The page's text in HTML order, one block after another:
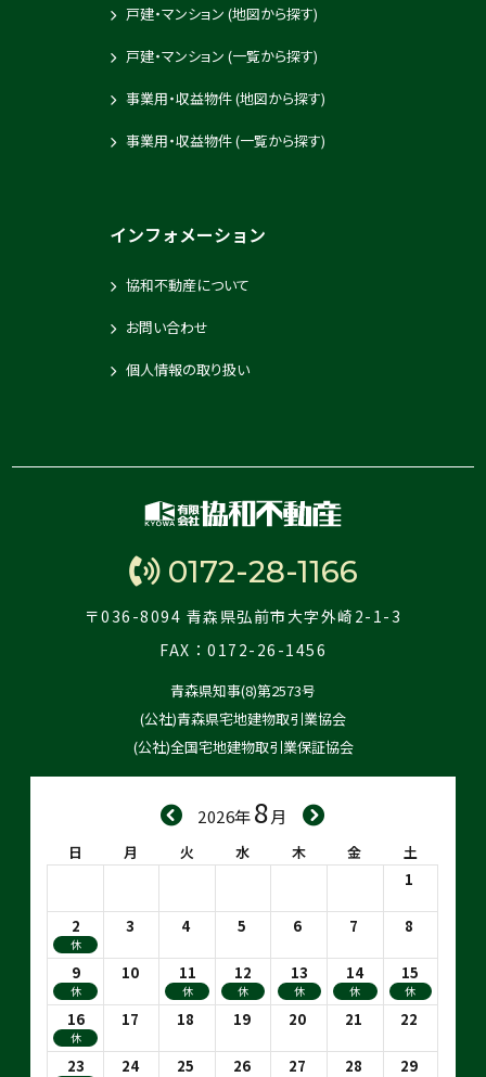
戸建・マンション (地図から探す)
戸建・マンション (一覧から探す)
事業用・収益物件 (地図から探す)
事業用・収益物件 (一覧から探す)
インフォメーション
協和不動産について
お問い合わせ
個人情報の取り扱い
0172-28-1166
〒036-8094 青森県弘前市大字外崎2-1-3
FAX：0172-26-1456
青森県知事(8)第2573号
(公社)青森県宅地建物取引業協会
(公社)全国宅地建物取引業保証協会
2026年8月
日 月 火 水 木 金
土
1
2
休
3 4 5 6 7 8
9
休
10 11
休
12
休
13
休
14
休
15
休
16
休
17 18 19 20 21 22
23 24 25 26 27 28 29